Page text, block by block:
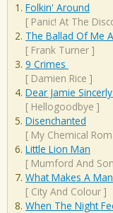
Folkin' Around
[ Panic! At The
The Ballad Of Me
[ Frank Turner ]
9 Crimes
[ Damien Rice ]
Dear Jamie
[ Hellogoodbye ]
Disenchanted
[ My Chemical
Little Lion Man
[ Mumford And
What Makes A Man
[ City And Colour ]
When The Night